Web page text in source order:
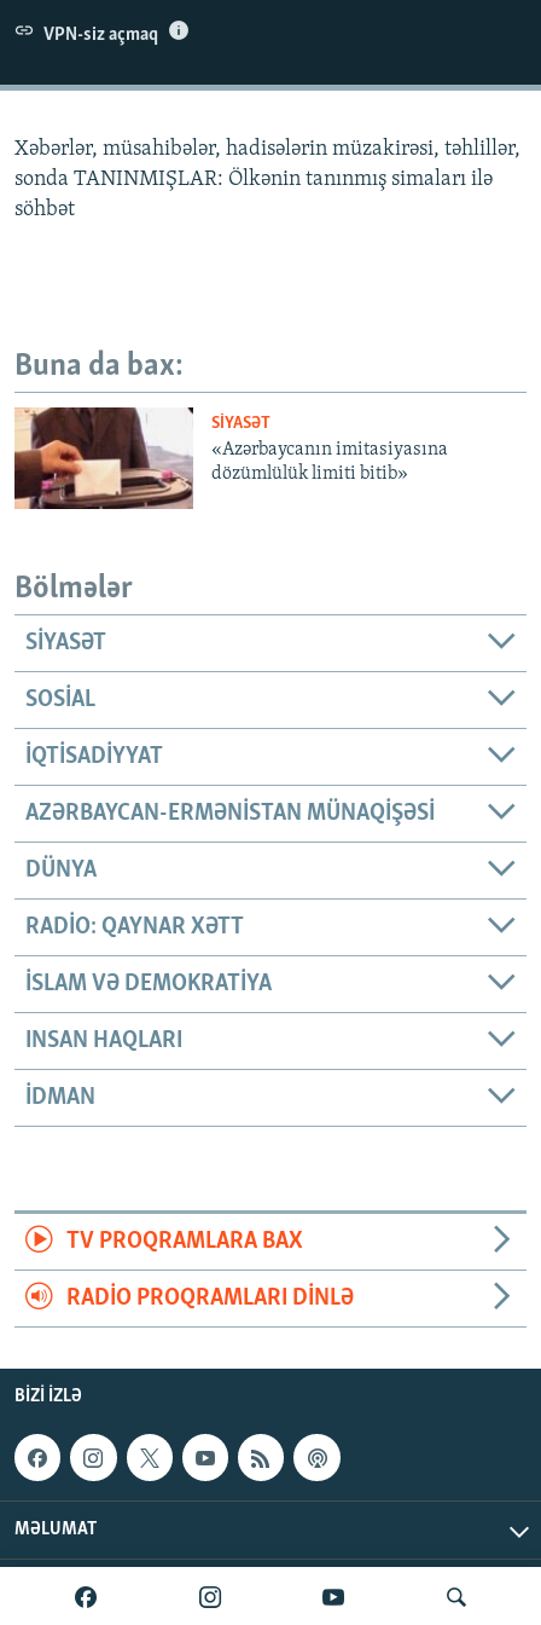
İNFOQRAFIKA
AZƏRBAYCAN ƏDƏBIYYATI KITABXANASI
MISSIYAMIZ
AZADLIQRADIOSU MOBIL TELEFONUNUZDA
BIZIMLƏ ƏLAQƏ
BIZI IZLƏ
RFE/RL-in bütün saytları
VPN-siz açmaq
Xəbərlər, müsahibələr, hadisələrin müzakirəsi, təhlillər,
sonda TANINMIŞLAR: Ölkənin tanınmış simaları ilə
söhbət
Buna da bax:
SIYASƏT
«Azərbaycanın imitasiyasına
dözümlülük limiti bitib»
Bölmələr
SIYASƏT
SOSIAL
İQTISADIYYAT
AZƏRBAYCAN-ERMƏNISTAN MÜNAQIŞƏSI
DÜNYA
RADIO: QAYNAR XƏTT
İSLAM VƏ DEMOKRATIYA
INSAN HAQLARI
İDMAN
TV PROQRAMLARA BAX
RADIO PROQRAMLARI DINLƏ
BIZI IZLƏ
MƏLUMAT
AzadlıqRadiosu © 2026 Inc. | Bütün hüquqlar qorunur